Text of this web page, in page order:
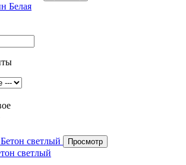
Белая
Просмотр
светлый